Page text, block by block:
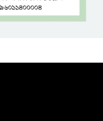
পরিষদের উদ্যোগে
হক সেতু